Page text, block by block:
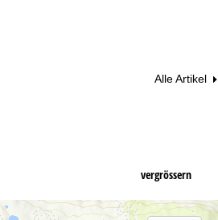
Alle Artikel
vergrössern